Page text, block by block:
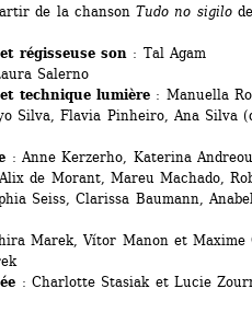
de la chanson Tudo no sigilo
régisseuse son : Tal Agam
Salerno
technique lumière: Manuella
Silva, Flavia Pinheiro, Ana Silva
: Anne Kerzerho, Katerina
de Morant, Mareu Machado,
Seiss, Clarissa Baumann,
Marek, Vítor Manon et Maxime
: Charlotte Stasiak et Lucie